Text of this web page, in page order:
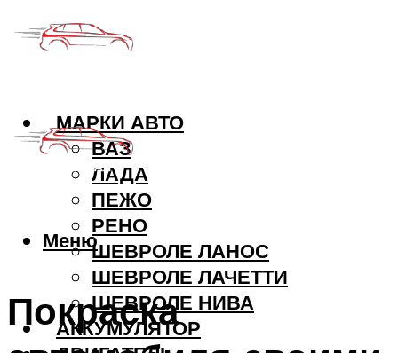
МАРКИ АВТО
ВАЗ
ЛАДА
ПЕЖО
РЕНО
ШЕВРОЛЕ ЛАНОС
ШЕВРОЛЕ ЛАЧЕТТИ
ШЕВРОЛЕ НИВА
АККУМУЛЯТОР
Меню
Покраска